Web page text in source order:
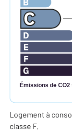
Émissions de
Logement à
classe F.